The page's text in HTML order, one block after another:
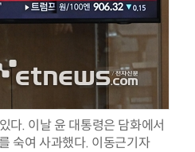
다. 이날 윤 대통령은 담화에서
숙여 사과했다. 이동근기자